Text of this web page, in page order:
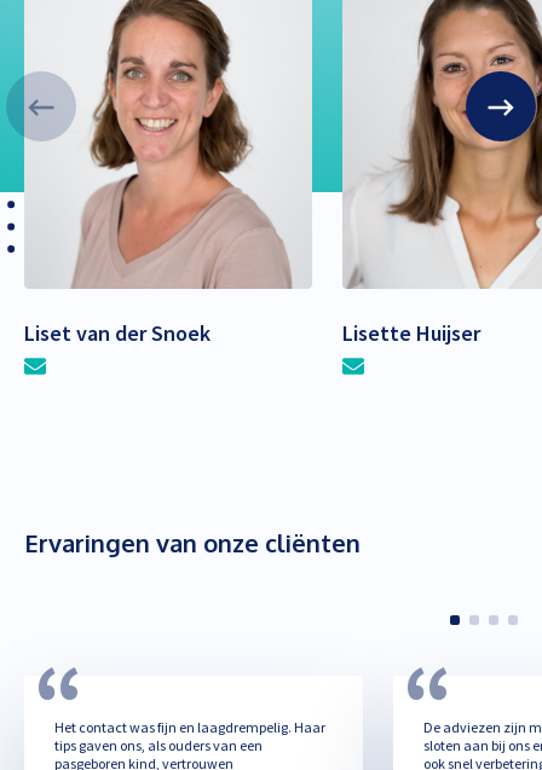
Liset van der Snoek Lisette Huijser
Ervaringen van onze cliënten
Het contact was fijn en laagdrempelig. Haar
tips gaven ons, als ouders van een
pasgeboren kind, vertrouwen
De adviezen zijn
sloten aan bij ons
ook snel